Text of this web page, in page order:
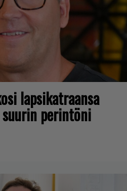
lapsikatraansa
perintöni